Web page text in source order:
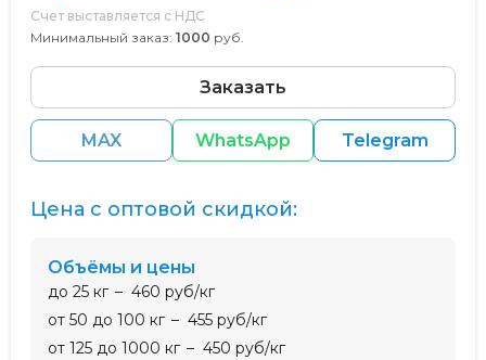
Счет выставляется с НДС
Минимальный заказ: 1000 руб.
Заказать
MAX WhatsApp Telegram
Цена с оптовой скидкой:
Объёмы и цены
до 25 кг
460 руб/кг
от 50 до 100 кг
455 руб/кг
от 125 до 1000 кг
450 руб/кг